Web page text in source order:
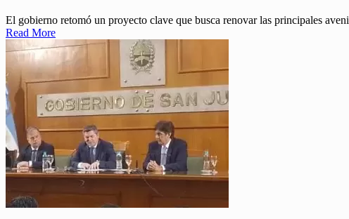
El gobierno retomó un proyecto clave que busca renovar las principales
Read More